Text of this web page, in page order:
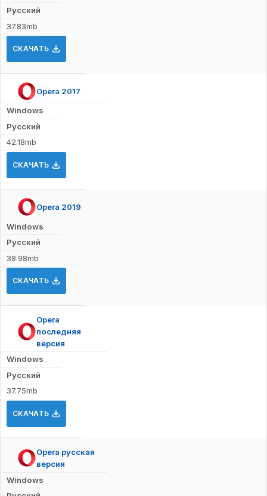
Русский
37.83mb
СКАЧАТЬ
Opera 2017
Windows
Русский
42.18mb
СКАЧАТЬ
Opera 2019
Windows
Русский
38.98mb
СКАЧАТЬ
Opera
последняя
версия
Windows
Русский
37.75mb
СКАЧАТЬ
Opera русская
версия
Windows